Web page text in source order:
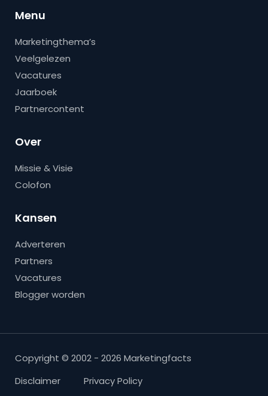
Menu
Marketingthema’s
Veelgelezen
Vacatures
Jaarboek
Partnercontent
Over
Missie & Visie
Colofon
Kansen
Adverteren
Partners
Vacatures
Blogger worden
Copyright © 2002 - 2026 Marketingfacts
Disclaimer
Privacy Policy